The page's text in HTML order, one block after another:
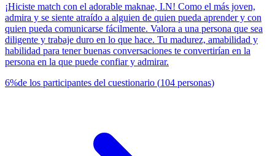
¡Hiciste match con el adorable maknae, I.N! Como el más joven,
admira y se siente atraído a alguien de quien pueda aprender y con
quien pueda comunicarse fácilmente. Valora a una persona que sea
diligente y trabaje duro en lo que hace. Tu madurez, amabilidad y
habilidad para tener buenas conversaciones te convertirían en la
persona en la que puede confiar y admirar.
6%de los participantes del cuestionario (104 personas)